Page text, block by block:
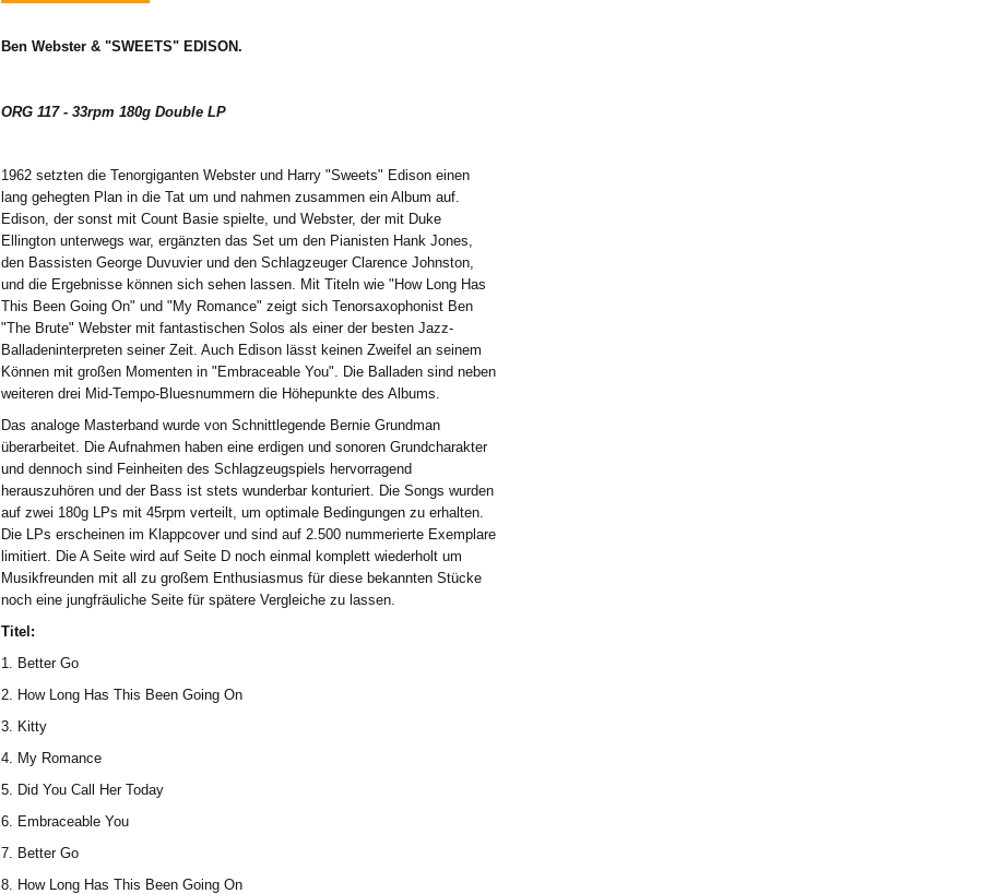
Ben Webster & "SWEETS" EDISON.
ORG 117 - 33rpm 180g Double LP
1962 setzten die Tenorgiganten Webster und Harry "Sweets" Edison einen
lang gehegten Plan in die Tat um und nahmen zusammen ein Album auf.
Edison, der sonst mit Count Basie spielte, und Webster, der mit Duke
Ellington unterwegs war, ergänzten das Set um den Pianisten Hank Jones,
den Bassisten George Duvuvier und den Schlagzeuger Clarence Johnston,
und die Ergebnisse können sich sehen lassen. Mit Titeln wie "How Long Has
This Been Going On" und "My Romance" zeigt sich Tenorsaxophonist Ben
"The Brute" Webster mit fantastischen Solos als einer der besten Jazz-
Balladeninterpreten seiner Zeit. Auch Edison lässt keinen Zweifel an seinem
Können mit großen Momenten in "Embraceable You". Die Balladen sind neben
weiteren drei Mid-Tempo-Bluesnummern die Höhepunkte des Albums.
Das analoge Masterband wurde von Schnittlegende Bernie Grundman
überarbeitet. Die Aufnahmen haben eine erdigen und sonoren Grundcharakter
und dennoch sind Feinheiten des Schlagzeugspiels hervorragend
herauszuhören und der Bass ist stets wunderbar konturiert. Die Songs wurden
auf zwei 180g LPs mit 45rpm verteilt, um optimale Bedingungen zu erhalten.
Die LPs erscheinen im Klappcover und sind auf 2.500 nummerierte Exemplare
limitiert. Die A Seite wird auf Seite D noch einmal komplett wiederholt um
Musikfreunden mit all zu großem Enthusiasmus für diese bekannten Stücke
noch eine jungfräuliche Seite für spätere Vergleiche zu lassen.
Titel:
1. Better Go
2. How Long Has This Been Going On
3. Kitty
4. My Romance
5. Did You Call Her Today
6. Embraceable You
7. Better Go
8. How Long Has This Been Going On